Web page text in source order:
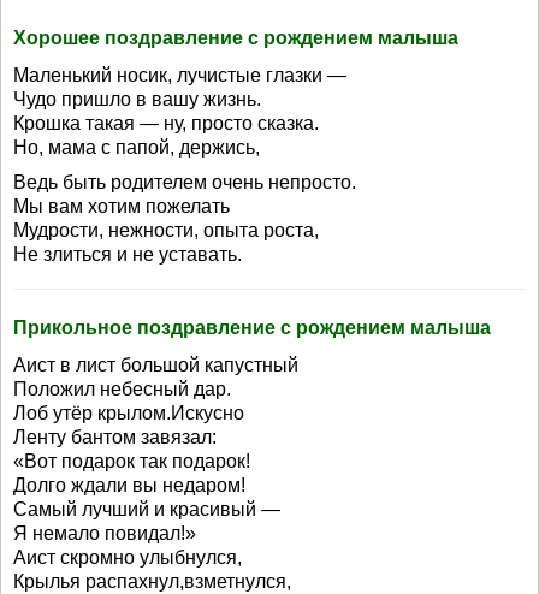
Хорошее поздравление с рождением малыша
Маленький носик, лучистые глазки —
Чудо пришло в вашу жизнь.
Крошка такая — ну, просто сказка.
Но, мама с папой, держись,
Ведь быть родителем очень непросто.
Мы вам хотим пожелать
Мудрости, нежности, опыта роста,
Не злиться и не уставать.
Прикольное поздравление с рождением малыша
Аист в лист большой капустный
Положил небесный дар.
Лоб утёр крылом.Искусно
Ленту бантом завязал:
«Вот подарок так подарок!
Долго ждали вы недаром!
Самый лучший и красивый —
Я немало повидал!»
Аист скромно улыбнулся,
Крылья распахнул,взметнулся,